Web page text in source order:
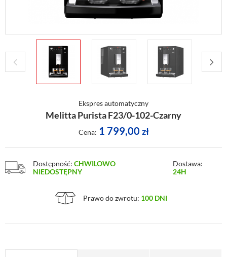
Ekspres automatyczny
Melitta Purista F23/0-102-Czarny
Cena: 1 799,00 zł
Dostępność: CHWILOWO
NIEDOSTĘPNY
Dostawa:
24H
Prawo do zwrotu: 100 DNI